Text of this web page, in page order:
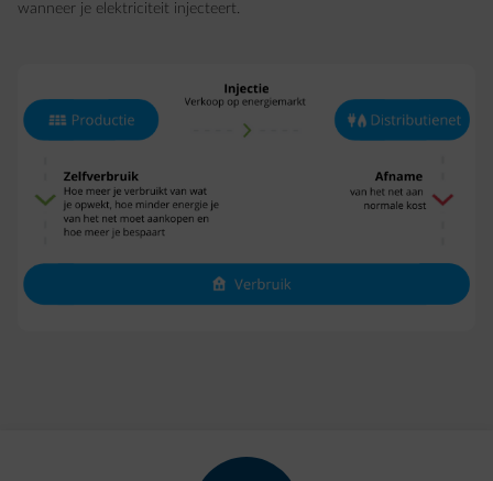
wanneer je elektriciteit injecteert.